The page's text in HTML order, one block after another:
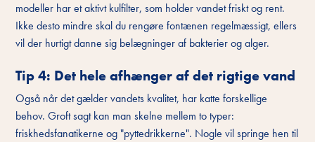
modeller har et aktivt kulfilter, som holder vandet friskt og rent.
Ikke desto mindre skal du rengøre fontænen regelmæssigt, ellers
vil der hurtigt danne sig belægninger af bakterier og alger.
Tip 4: Det hele afhænger af det rigtige vand
Også når det gælder vandets kvalitet, har katte forskellige
behov. Groft sagt kan man skelne mellem to typer:
friskhedsfanatikerne og "pyttedrikkerne". Nogle vil springe hen til